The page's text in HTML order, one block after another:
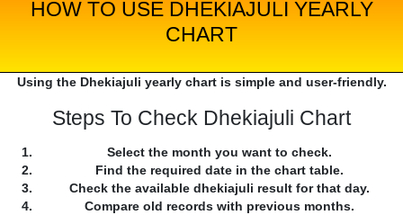
HOW TO USE DHEKIAJULI YEARLY
CHART
Using the Dhekiajuli yearly chart is simple and user-friendly.
Steps To Check Dhekiajuli Chart
Select the month you want to check.
Find the required date in the chart table.
Check the available dhekiajuli result for that day.
Compare old records with previous months.